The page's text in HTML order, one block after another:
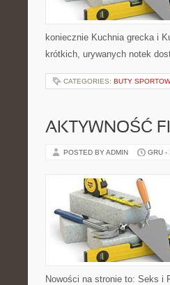
koniecznie Kuchnia grecka i
krótkich, urywanych notek
CATEGORIES: BUTY
AKTYWNOŚĆ
POSTED BY ADMIN GRU -
Nowości na stronie to: Seks i